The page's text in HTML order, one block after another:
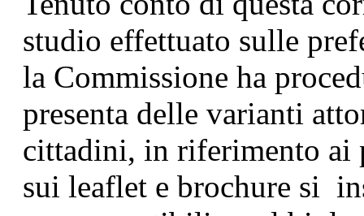
studio effettuato sulle
la Commissione ha
presenta delle varianti
cittadini, in riferimento ai
sui leaflet e brochure si